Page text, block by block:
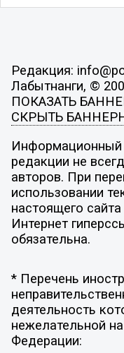
Редакция:
Лабытнанги, ©
ПОКАЗАТЬ
СКРЫТЬ
Информационный
редакции не
авторов. При
использовании
настоящего
Интернет
обязательна.
* Перечень
деятельность
нежелательной
Федерации: